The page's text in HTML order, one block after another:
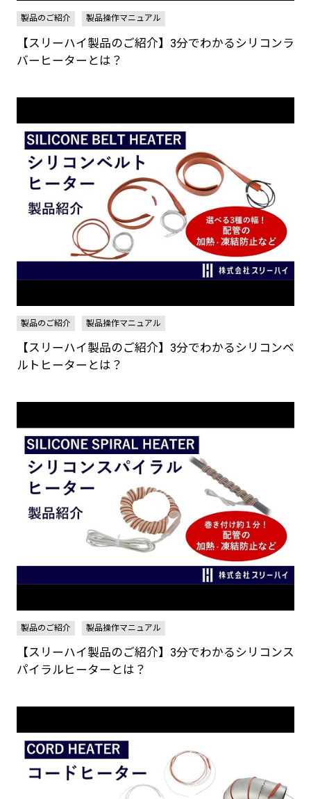
製品のご紹介 製品操作マニュアル
【スリーハイ製品のご紹介】3分でわかるシリコンラ
バーヒーターとは？
製品のご紹介 製品操作マニュアル
【スリーハイ製品のご紹介】3分でわかるシリコンベ
ルトヒーターとは？
製品のご紹介 製品操作マニュアル
【スリーハイ製品のご紹介】3分でわかるシリコンス
パイラルヒーターとは？